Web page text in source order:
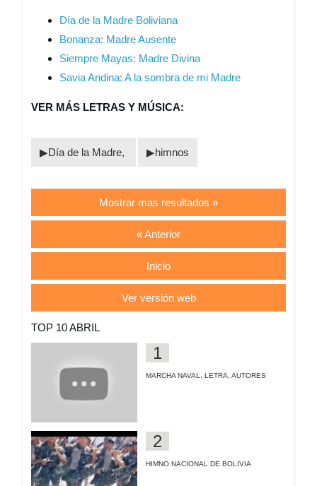
Día de la Madre Boliviana
Bonanza: Madre Ausente
Siempre Mayas: Madre Divina
Savia Andina: A la sombra de mi Madre
VER MÁS LETRAS Y MÚSICA:
Día de la Madre, himnos
Mostrar mas resultados »
« Anterior
Inicio
Ver versión web
TOP 10 ABRIL
MARCHA NAVAL, LETRA, AUTORES
HIMNO NACIONAL DE BOLIVIA